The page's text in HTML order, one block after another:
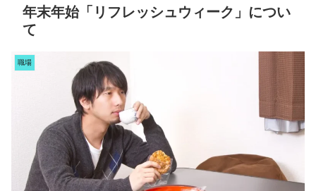
年末年始「リフレッシュウィーク」につい
て
職場